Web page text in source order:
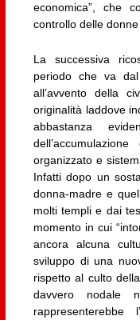
economica”, che
controllo delle
La successiva
periodo che va
all’avvento della
originalità laddove
abbastanza
organizzato e
Infatti dopo un
donna-madre e
molti templi e dai
momento in cui
ancora alcuna
sviluppo di una
rispetto al culto
davvero nodale